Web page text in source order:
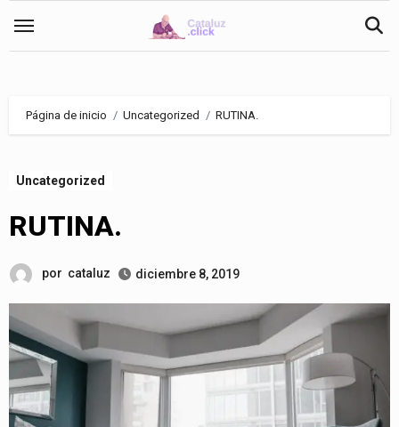
Página de inicio Uncategorized RUTINA.
Uncategorized
RUTINA.
por cataluz diciembre 8, 2019